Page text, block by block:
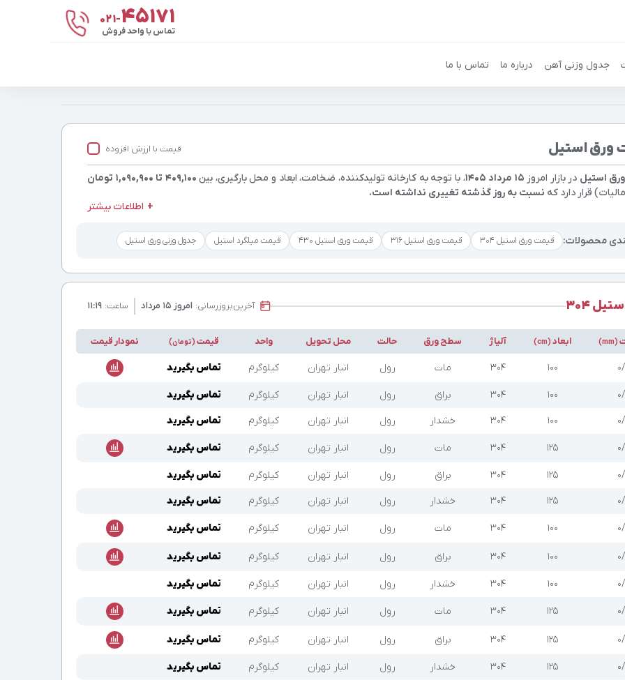
021-۴۵۱۷۱
تماس با واحد فروش
جدول وزنی آهن درباره ما تماس با ما
ورق استیل قیمت با ارزش افزوده
استیل در بازار امروز ۱۵ مرداد ۱۴۰۵ ، با توجه به کارخانه تولیدکننده، ضخامت، ابعاد و محل بارگیری، بین 409,100 تا 1,090,900 تومان
قرار دارد که نسبت به روز گذشته تغییری نداشته است.
اطلاعات بیشتر
محصولات: قیمت ورق استیل 304 قیمت ورق استیل 316 قیمت ورق استیل 430 قیمت میلگرد استیل جدول وزنی ورق استیل
304 آخرینبروزرسانی: امروز ۱۵ مرداد ساعت: ۱۱:۱۹
(mm) ابعاد (cm) آلیاژ سطح ورق حالت محل تحویل واحد قیمت (تومان) نمودار قیمت
۱۰۰ 304 مات رول انبار تهران کیلوگرم تماس بگیرید
۱۰۰ 304 براق رول انبار تهران کیلوگرم
تماس بگیرید
۱۰۰ 304 خشدار رول انبار تهران کیلوگرم تماس بگیرید
۱۲۵ 304 مات رول انبار تهران کیلوگرم تماس بگیرید
۱۲۵ 304 براق رول انبار تهران کیلوگرم
تماس بگیرید
۱۲۵ 304 خشدار رول انبار تهران کیلوگرم تماس بگیرید
۱۰۰ 304 مات رول انبار تهران کیلوگرم تماس بگیرید
۱۰۰ 304 براق رول انبار تهران کیلوگرم تماس بگیرید
۱۰۰ 304 خشدار رول انبار تهران کیلوگرم تماس بگیرید
۱۲۵ 304 مات رول انبار تهران کیلوگرم تماس بگیرید
۱۲۵ 304 براق رول انبار تهران کیلوگرم تماس بگیرید
۱۲۵ 304 خشدار رول انبار تهران کیلوگرم تماس بگیرید